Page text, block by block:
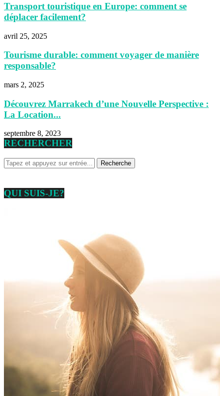
Transport touristique en Europe: comment se
déplacer facilement?
avril 25, 2025
Tourisme durable: comment voyager de manière
responsable?
mars 2, 2025
Découvrez Marrakech d’une Nouvelle Perspective :
La Location...
septembre 8, 2023
RECHERCHER
QUI SUIS-JE?